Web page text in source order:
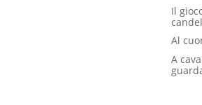
Il
Al
A